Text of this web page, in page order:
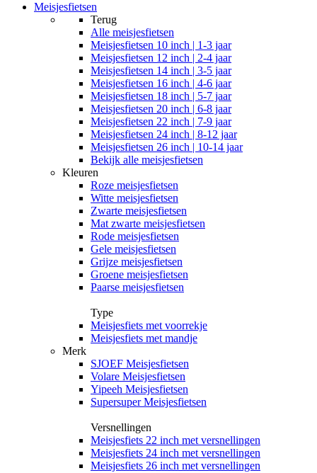
Meisjesfietsen
Terug
Alle meisjesfietsen
Meisjesfietsen 10 inch | 1-3 jaar
Meisjesfietsen 12 inch | 2-4 jaar
Meisjesfietsen 14 inch | 3-5 jaar
Meisjesfietsen 16 inch | 4-6 jaar
Meisjesfietsen 18 inch | 5-7 jaar
Meisjesfietsen 20 inch | 6-8 jaar
Meisjesfietsen 22 inch | 7-9 jaar
Meisjesfietsen 24 inch | 8-12 jaar
Meisjesfietsen 26 inch | 10-14 jaar
Bekijk alle meisjesfietsen
Kleuren
Roze meisjesfietsen
Witte meisjesfietsen
Zwarte meisjesfietsen
Mat zwarte meisjesfietsen
Rode meisjesfietsen
Gele meisjesfietsen
Grijze meisjesfietsen
Groene meisjesfietsen
Paarse meisjesfietsen
Type
Meisjesfiets met voorrekje
Meisjesfiets met mandje
Merk
SJOEF Meisjesfietsen
Volare Meisjesfietsen
Yipeeh Meisjesfietsen
Supersuper Meisjesfietsen
Versnellingen
Meisjesfiets 22 inch met versnellingen
Meisjesfiets 24 inch met versnellingen
Meisjesfiets 26 inch met versnellingen